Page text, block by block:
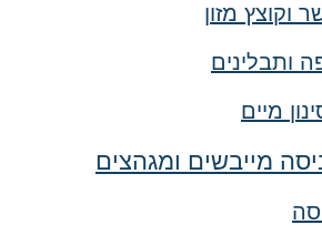
וקוצץ מזון
ותבלינים
מיים
מייבשים ומגהצים